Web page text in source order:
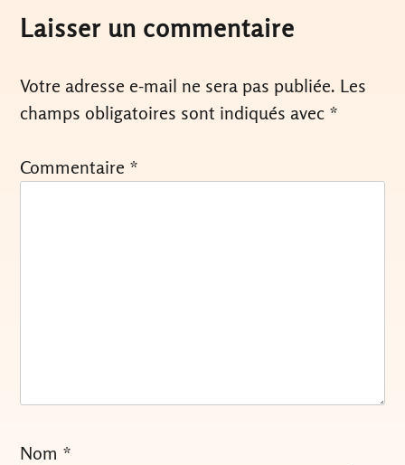
l’article
Laisser un commentaire
Votre adresse e-mail ne sera pas publiée. Les
champs obligatoires sont indiqués avec *
Commentaire *
Nom *